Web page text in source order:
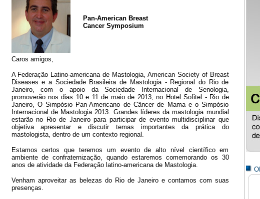
Pan-American Breast
Cancer Symposium
Caros amigos,
A Federação Latino-americana de Mastologia, American Society of Breast
Diseases e a Sociedade Brasileira de Mastologia - Regional do Rio de
Janeiro, com o apoio da Sociedade Internacional de Senologia,
promoverão nos dias 10 e 11 de maio de 2013, no Hotel Sofitel - Rio de
Janeiro, O Simpósio Pan-Americano de Câncer de Mama e o Simpósio
Internacional de Mastologia 2013. Grandes líderes da mastologia mundial
estarão no Rio de Janeiro para participar de evento multidisciplinar que
objetiva apresentar e discutir temas importantes da prática do
mastologista, dentro de um contexto regional.
Estamos certos que teremos um evento de alto nível científico em
ambiente de confraternização, quando estaremos comemorando os 30
anos de atividade da Federação latino-americana de Mastologia.
Venham aproveitar as belezas do Rio de Janeiro e contamos com suas
presenças.